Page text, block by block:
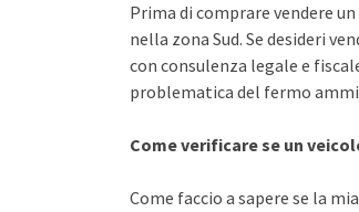
Prima di comprare vendere
nella zona Sud. Se desideri
con consulenza legale e
problematica del fermo
Come verificare se un
Come faccio a sapere se la